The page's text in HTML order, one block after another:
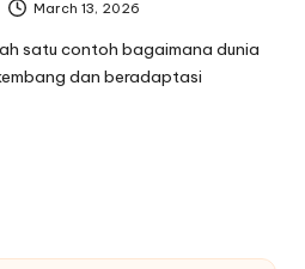
March 13, 2026
satu contoh bagaimana dunia
dan beradaptasi